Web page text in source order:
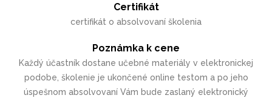
Certifikát
certifikát o absolvovaní školenia
Poznámka k cene
Každý účastník dostane učebné materiály v elektronickej
podobe, školenie je ukončené online testom a po jeho
úspešnom absolvovaní Vám bude zaslaný elektronický